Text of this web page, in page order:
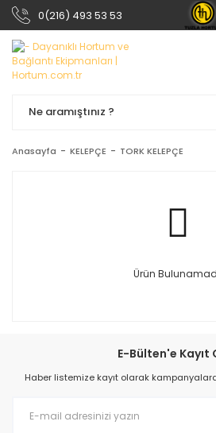
0(216) 493 53 53
Anasayfa KELEPÇE TORK KELEPÇE
Ürün
E-Bülten'e Kayıt
Haber listemize kayıt olarak